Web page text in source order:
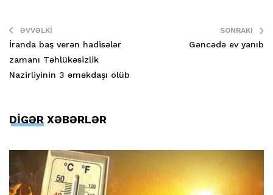
ƏVVƏLKI
İranda baş verən hadisələr
zamanı Təhlükəsizlik
Nazirliyinin 3 əməkdaşı ölüb
SONRAKI
Gəncədə ev yanıb
DİGƏR XƏBƏRLƏR